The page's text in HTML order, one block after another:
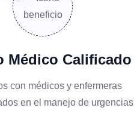
Médico Calificado
con médicos y enfermeras
en el manejo de